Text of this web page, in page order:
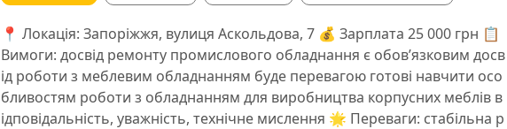
📍 Локація: Запоріжжя, вулиця Аскольдова, 7 💰 Зарплата 25 000 грн 📋
Вимоги: досвід ремонту промислового обладнання є обов’язковим досв
ід роботи з меблевим обладнанням буде перевагою готові навчити осо
бливостям роботи з обладнанням для виробництва корпусних меблів в
ідповідальність, уважність, технічне мислення 🌟 Переваги: стабільна р